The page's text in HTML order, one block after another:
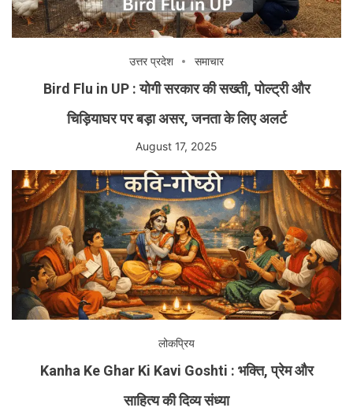
उत्तर प्रदेश समाचार
Bird Flu in UP : योगी सरकार की सख्ती, पोल्ट्री और
चिड़ियाघर पर बड़ा असर, जनता के लिए अलर्ट
August 17, 2025
लोकप्रिय
Kanha Ke Ghar Ki Kavi Goshti : भक्ति, प्रेम और
साहित्य की दिव्य संध्या